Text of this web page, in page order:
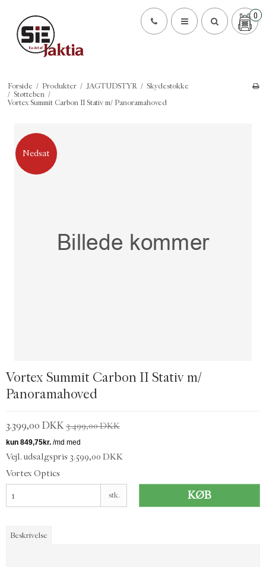
0
Forside / Produkter / JAGTUDSTYR / Skydestokke
/ Støtteben /
Vortex Summit Carbon II Stativ m/ Panoramahoved
Nedsat
Vortex Summit Carbon II Stativ m/
Panoramahoved
3.399,00 DKK3.499,00 DKK
Vejl. udsalgspris 3.599,00 DKK
Vortex Optics
stk. KØB
Beskrivelse